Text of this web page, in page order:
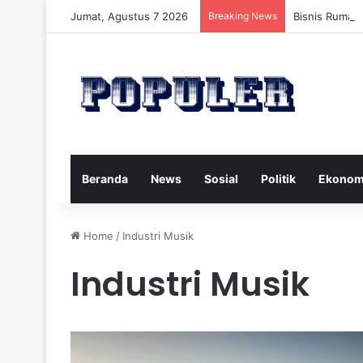
Jumat, Agustus 7 2026 Breaking News Bisnis
Beranda News Sosial Politik
Home / Industri Musik
Industri Musik